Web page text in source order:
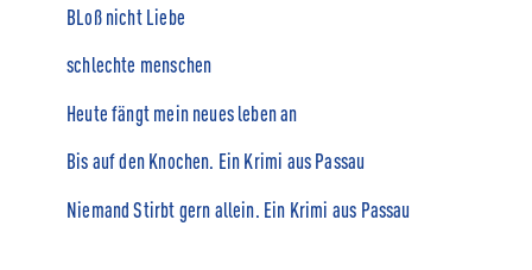
BLoß nicht Liebe
schlechte menschen
Heute fängt mein neues leben an
Bis auf den Knochen. Ein Krimi aus Passau
Niemand Stirbt gern allein. Ein Krimi aus Passau